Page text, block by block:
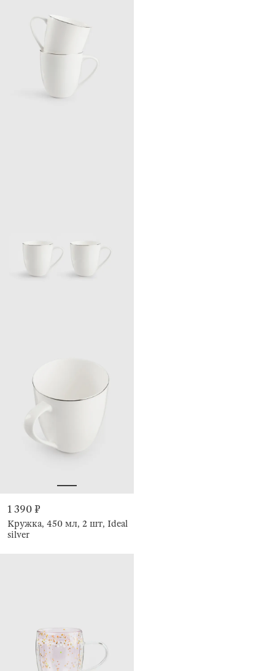
1 390 ₽
Кружка, 450 мл, 2 шт, Ideal
silver